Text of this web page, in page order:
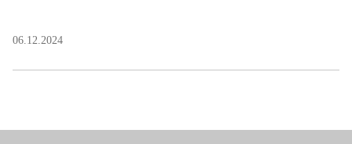
декабря). Она напомнила, что сам святой Николай
06.12.2024